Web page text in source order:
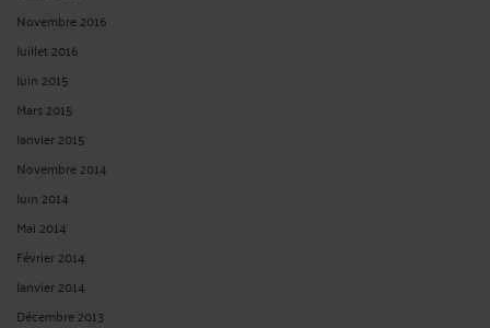
Novembre 2016
Juillet 2016
Juin 2015
Mars 2015
Janvier 2015
Novembre 2014
Juin 2014
Mai 2014
Février 2014
Janvier 2014
Décembre 2013